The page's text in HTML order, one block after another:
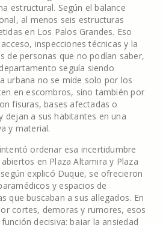
estructural. Según el balance
al menos seis estructuras
en Los Palos Grandes. Eso
inspecciones técnicas y la
de personas que no podían saber,
seguía siendo
urbana no se mide solo por los
en escombros, sino también por
fisuras, bases afectadas o
dejan a sus habitantes en una
y material.
ordenar esa incertidumbre
en Plaza Altamira y Plaza
explicó Duque, se ofrecieron
y espacios de
que buscaban a sus allegados. En
cortes, demoras y rumores, esos
decisiva: bajar la ansiedad